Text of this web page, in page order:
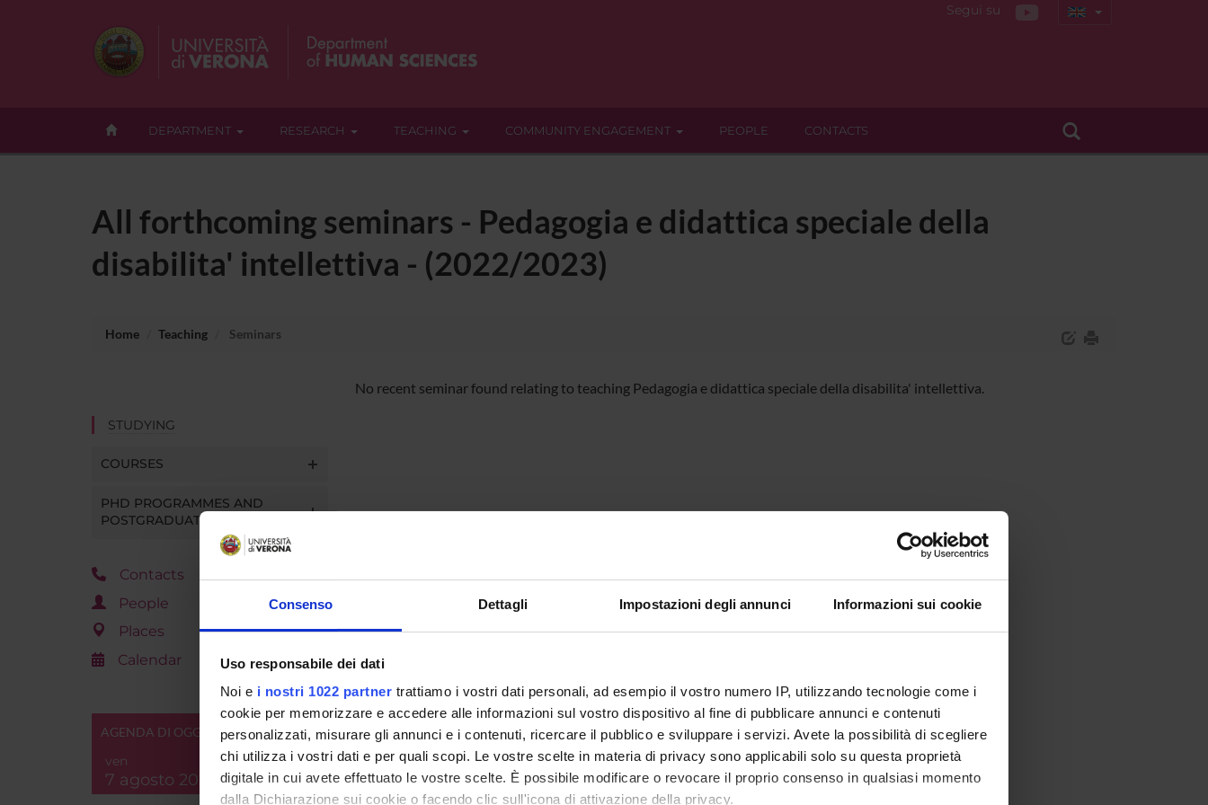
Consenso Dettagli Impostazioni degli annunci Informazioni sui cookie
Uso responsabile dei dati
Noi e i nostri 1022 partner trattiamo i vostri dati personali, ad esempio il vostro numero IP, utilizzando tecnologie come i
cookie per memorizzare e accedere alle informazioni sul vostro dispositivo al fine di pubblicare annunci e contenuti
personalizzati, misurare gli annunci e i contenuti, ricercare il pubblico e sviluppare i servizi. Avete la possibilità di scegliere
chi utilizza i vostri dati e per quali scopi. Le vostre scelte in materia di privacy sono applicabili solo su questa proprietà
digitale in cui avete effettuato le vostre scelte. È possibile modificare o revocare il proprio consenso in qualsiasi momento
dalla Dichiarazione sui cookie o facendo clic sull'icona di attivazione della privacy.
Segui su
DEPARTMENT RESEARCH TEACHING COMMUNITY ENGAGEMENT PEOPLE CONTACTS
All forthcoming seminars - Pedagogia e didattica speciale della
disabilita' intellettiva - (2022/2023)
Home Teaching Seminars
STUDYING
COURSES
PHD PROGRAMMES AND
POSTGRADUATE TRAINING
Contacts
People
Places
Calendar
AGENDA DI OGGI
ven
7 agosto 2026
No recent seminar found relating to teaching Pedagogia e didattica speciale della disabilita' intellettiva.